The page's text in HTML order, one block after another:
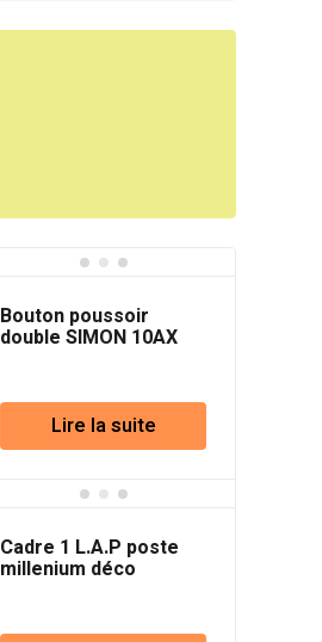
Bouton poussoir
double SIMON 10AX
Lire la suite
Cadre 1 L.A.P poste
millenium déco